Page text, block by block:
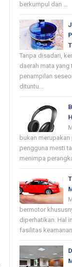
berkumpul dan ...
Tanpa disadari,
daerah mata
penampilan
dituntu...
bukan merupakan
pengguna mesti
menimpa
bermotor
diperhatikan. Hal
fasilitas